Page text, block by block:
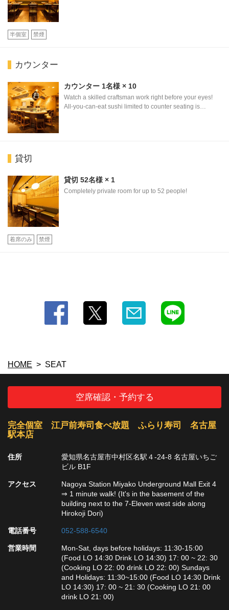
半個室 禁煙
カウンター
カウンター 1名様 × 10
Watch a skilled craftsman work right before your eyes!
All-you-can-eat sushi limited to counter seating is
貸切
貸切 52名様 × 1
Completely private room for up to 52 people!
着席のみ 禁煙
SEAT | 完全個室 江戸前寿司食べ放題 ふらり寿司 名古
愛知県名古屋市中村区名駅４-24-8 名古屋いちごビル B1F
お店情報をコピー
HOME SEAT
空席確認・予約する
完全個室 江戸前寿司食べ放題 ふらり寿司 名古屋
駅本店
住所
愛知県名古屋市中村区名駅４-24-8 名古屋いちご
ビル B1F
アクセス
Nagoya Station Miyako Underground Mall Exit 4
⇒ 1 minute walk! (It's in the basement of the
building next to the 7-Eleven west side along
Hirokoji Dori)
電話番号 052-588-6540
営業時間
Mon-Sat, days before holidays: 11:30-15:00
(Food LO 14:30 Drink LO 14:30) 17: 00 ~ 22: 30
(Cooking LO 22: 00 drink LO 22: 00) Sundays
and Holidays: 11:30~15:00 (Food LO 14:30 Drink
LO 14:30) 17: 00 ~ 21: 30 (Cooking LO 21: 00
drink LO 21: 00)